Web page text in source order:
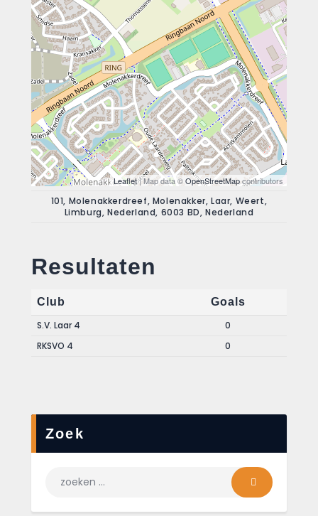
Leaflet| Map data ©OpenStreetMapcontributors
101, Molenakkerdreef, Molenakker, Laar, Weert,
Limburg, Nederland, 6003 BD, Nederland
Resultaten
Club
Goals
S.V. Laar 4
0
RKSVO 4
0
Zoek